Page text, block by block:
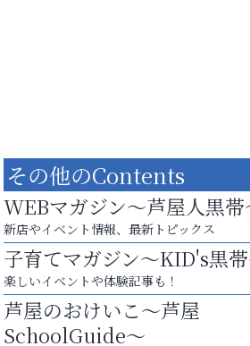
庭のお手入れから遺品整理まで
ちょっとしたお困りごともOK!
芦屋インターナショナルスク
その他のContents
WEBマガジン～芦屋人黒帯
新店やイベント情報、最新トピックス
子育てマガジン～KID's黒
楽しいイベントや体験記事も！
芦屋のおけいこ～芦屋
SchoolGuide～